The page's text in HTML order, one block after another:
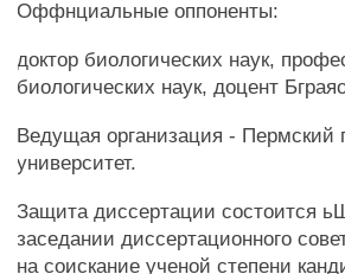
Оффнциальные оппоненты:
доктор биологических наук,
биологических наук, доцент
Ведущая организация - Пермский
университет.
Защита диссертации состоится
заседании диссертационного
на соискание ученой степени